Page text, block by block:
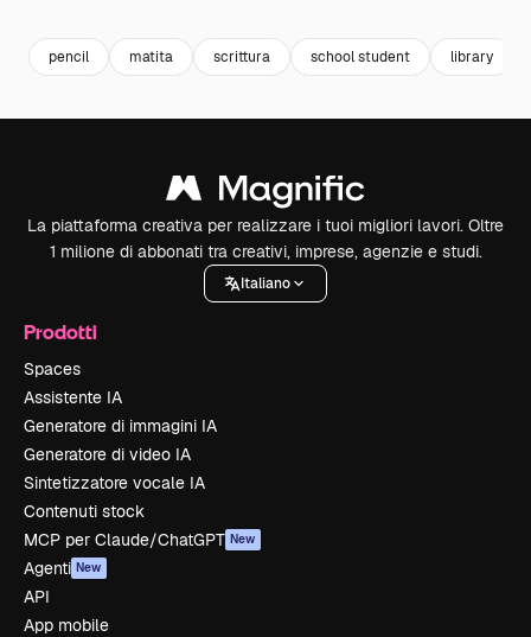
pencil matita scrittura school student library
La piattaforma creativa per realizzare i tuoi migliori lavori. Oltre
1 milione di abbonati tra creativi, imprese, agenzie e studi.
Italiano
Prodotti
Spaces
Assistente IA
Generatore di immagini IA
Generatore di video IA
Sintetizzatore vocale IA
Contenuti stock
MCP per Claude/ChatGPT New
Agenti New
API
App mobile